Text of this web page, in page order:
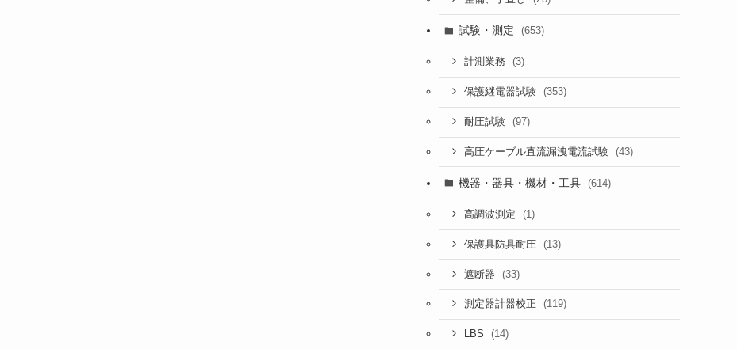
試験・測定 (653)
計測業務 (3)
保護継電器試験 (353)
耐圧試験 (97)
高圧ケーブル直流漏洩電流試験 (43)
機器・器具・機材・工具 (614)
高調波測定 (1)
保護具防具耐圧 (13)
遮断器 (33)
測定器計器校正 (119)
LBS (14)